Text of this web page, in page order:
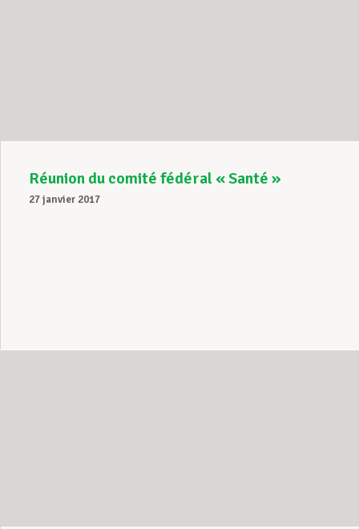
Réunion du comité fédéral « Santé »
27 janvier 2017